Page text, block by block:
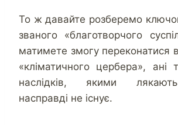
То ж давайте розберемо
званого «благотворчого
матимете змогу переконатися
«кліматичного цербера», ані
наслідків, якими
насправді не існує.